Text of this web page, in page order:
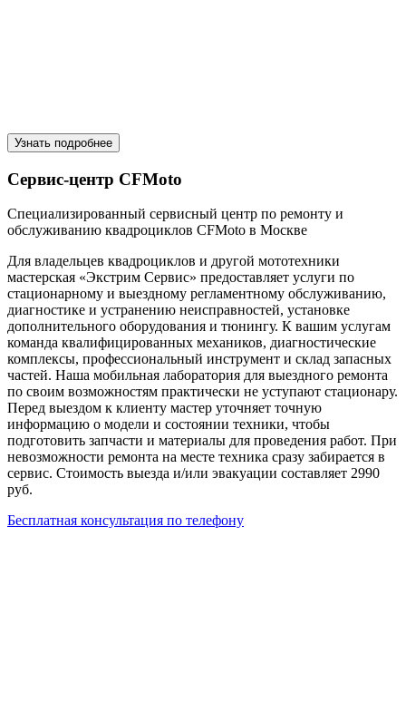
Узнать подробнее
Сервис-центр CFMoto
Специализированный сервисный центр по ремонту и
обслуживанию квадроциклов CFMoto в Москве
Для владельцев квадроциклов и другой мототехники
мастерская «Экстрим Сервис» предоставляет услуги по
стационарному и выездному регламентному обслуживанию,
диагностике и устранению неисправностей, установке
дополнительного оборудования и тюнингу. К вашим услугам
команда квалифицированных механиков, диагностические
комплексы, профессиональный инструмент и склад запасных
частей. Наша мобильная лаборатория для выездного ремонта
по своим возможностям практически не уступают стационару.
Перед выездом к клиенту мастер уточняет точную
информацию о модели и состоянии техники, чтобы
подготовить запчасти и материалы для проведения работ. При
невозможности ремонта на месте техника сразу забирается в
сервис. Стоимость выезда и/или эвакуации составляет 2990
руб.
Бесплатная консультация по телефону